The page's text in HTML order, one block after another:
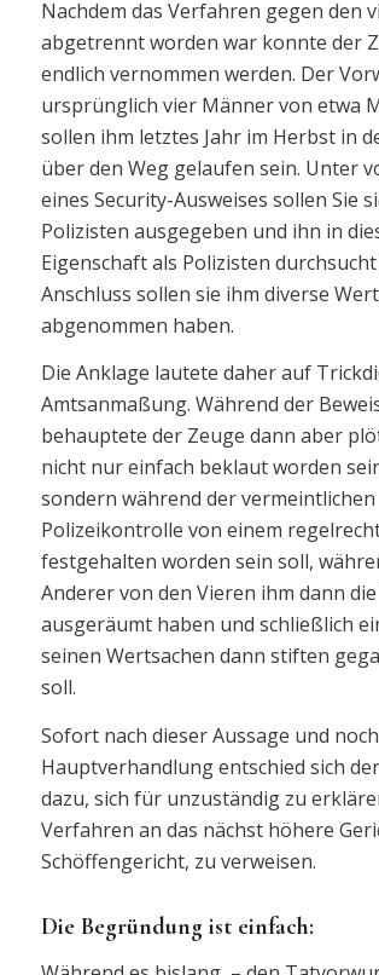
Nachdem das Verfahren gegen den
abgetrennt worden war konnte der
endlich vernommen werden. Der
ursprünglich vier Männer von etwa
sollen ihm letztes Jahr im Herbst in
über den Weg gelaufen sein. Unter
eines Security-Ausweises sollen Sie
Polizisten ausgegeben und ihn in
Eigenschaft als Polizisten
Anschluss sollen sie ihm diverse
abgenommen haben.
Die Anklage lautete daher auf
Amtsanmaßung. Während der
behauptete der Zeuge dann aber
nicht nur einfach beklaut worden
sondern während der vermeintlichen
Polizeikontrolle von einem
festgehalten worden sein soll,
Anderer von den Vieren ihm dann
ausgeräumt haben und schließlich
seinen Wertsachen dann stiften
soll.
Sofort nach dieser Aussage und
Hauptverhandlung entschied sich
dazu, sich für unzuständig zu
Verfahren an das nächst höhere
Schöffengericht, zu verweisen.
Die Begründung ist einfach: